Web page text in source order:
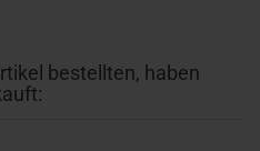
bestellten, haben